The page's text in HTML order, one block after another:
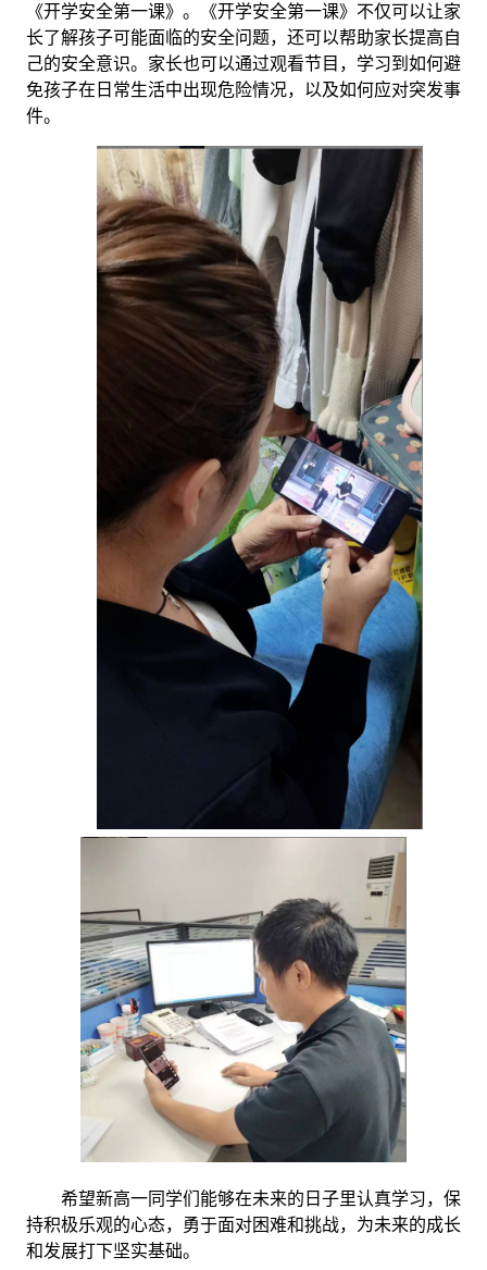
《开学安全第一课》。《开学安全第一课》不仅可以让家
长了解孩子可能面临的安全问题，还可以帮助家长提高自
己的安全意识。家长也可以通过观看节目，学习到如何避
免孩子在日常生活中出现危险情况，以及如何应对突发事
件。
希望新高一同学们能够在未来的日子里认真学习，保
持积极乐观的心态，勇于面对困难和挑战，为未来的成长
和发展打下坚实基础。